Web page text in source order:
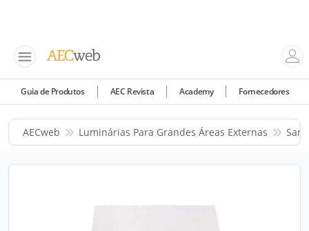
Guia de Produtos AEC Revista Academy Fornecedores
AECweb Luminárias Para Grandes Áreas Externas